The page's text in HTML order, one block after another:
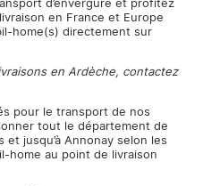
en France et Europe
home(s) directement sur
en Ardèche, contactez
pour le transport de nos
tout le département de
et jusqu’à Annonay selon les
home au point de livraison